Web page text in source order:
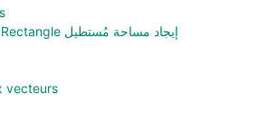
Finding Area of Rectangle إيجاد مساحة مُستطيل
vecteurs